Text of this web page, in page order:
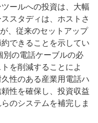
ールへの投資は、大幅
スタディは、ホストさ
、従来のセットアップ
できることを示してい
別の電話ケーブルの必
を削減することによ
性のある産業用電話ハ
性を確保し、投資収益
のシステムを補完しま